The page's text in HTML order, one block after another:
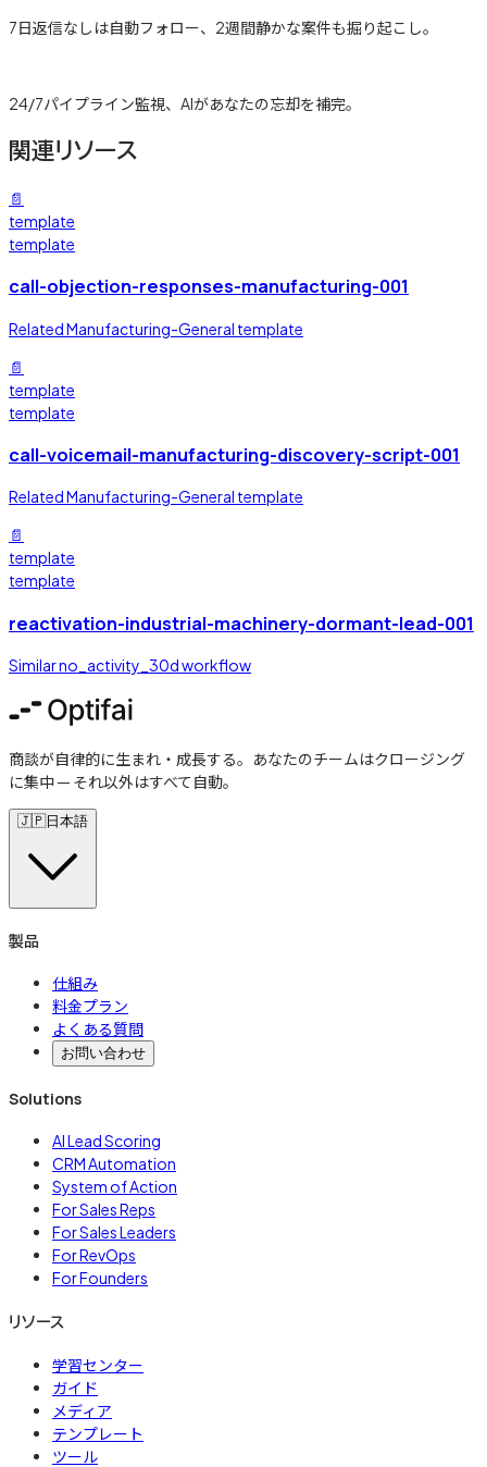
7日返信なしは自動フォロー、2週間静かな案件も掘り起こし。
24/7パイプライン監視、AIがあなたの忘却を補完。
関連リソース
📄
template
template
call-objection-responses-manufacturing-001
Related Manufacturing-General template
📄
template
template
call-voicemail-manufacturing-discovery-script-001
Related Manufacturing-General template
📄
template
template
reactivation-industrial-machinery-dormant-lead-001
Similar no_activity_30d workflow
商談が自律的に生まれ・成長する。あなたのチームはクロージング
に集中 — それ以外はすべて自動。
🇯🇵日本語
製品
仕組み
料金プラン
よくある質問
お問い合わせ
Solutions
AI Lead Scoring
CRM Automation
System of Action
For Sales Reps
For Sales Leaders
For RevOps
For Founders
リソース
学習センター
ガイド
メディア
テンプレート
ツール